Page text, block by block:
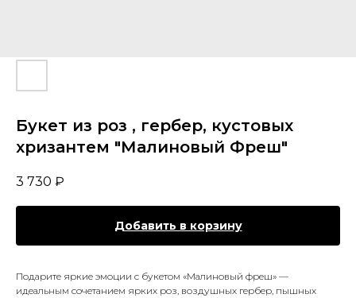
Букет из роз , гербер, кустовых
хризантем "Малиновый Фреш"
3 730 ₽
Добавить в корзину
Подарите яркие эмоции с букетом «Малиновый фреш» —
идеальным сочетанием ярких роз, воздушных гербер, пышных